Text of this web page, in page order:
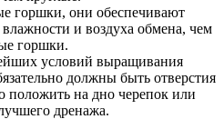
горшки, они обеспечивают
и воздуха обмена, чем
горшки.
условий выращивания
должны быть отверстия
положить на дно черепок или
дренажа.